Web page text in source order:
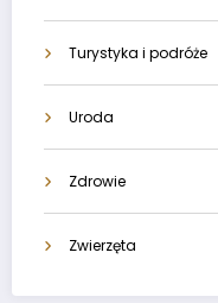
Turystyka i podróże
Uroda
Zdrowie
Zwierzęta